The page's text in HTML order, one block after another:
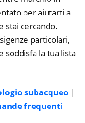
per aiutarti a
stai cercando.
particolari,
soddisfa la tua lista
subacqueo |
frequenti